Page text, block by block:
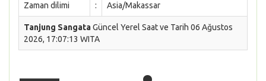
Zaman dilimi : Asia/Makassar
Tanjung SangataGüncel Yerel Saat ve Tarih 06 Ağustos
2026, 17:07:13 WITA